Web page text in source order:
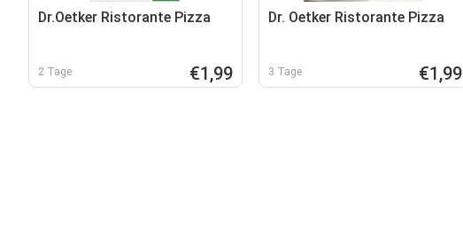
Dr.Oetker Ristorante Pizza
2 Tage €1,99
Dr. Oetker Ristorante Pizza
3 Tage €1,99